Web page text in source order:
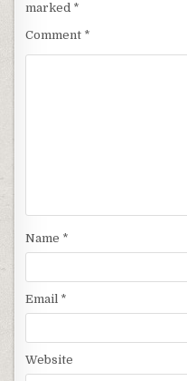
marked *
Comment *
Name *
Email *
Website